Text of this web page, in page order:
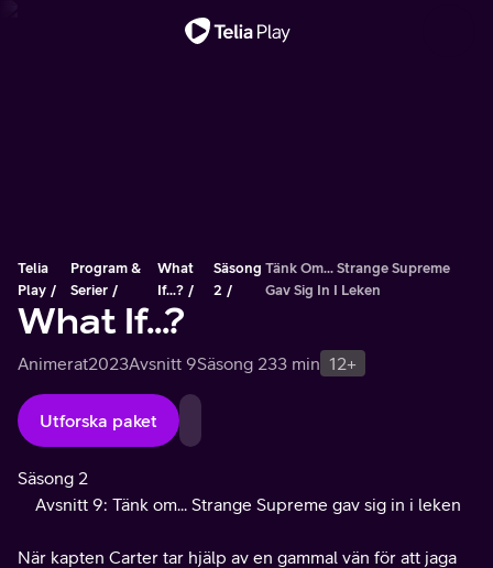
Telia
Play
Program &
Serier
What
If...?
Säsong
2
Tänk Om... Strange Supreme
Gav Sig In I Leken
What If...?
Animerat2023Avsnitt 9Säsong 233 min 12+
Utforska paket
Säsong 2
Avsnitt 9: Tänk om... Strange Supreme gav sig in i leken
När kapten Carter tar hjälp av en gammal vän för att jaga